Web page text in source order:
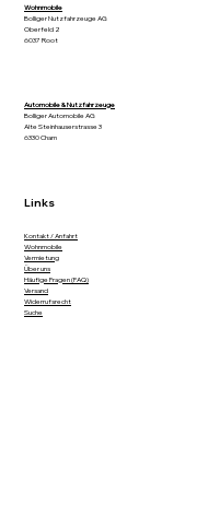
Links
Wohnmobile
Bolliger Nutzfahrzeuge AG
Oberfeld 2
6037 Root
Kontakt / Anfahrt
Wohnmobile
Vermietung
Über uns
Häufige Fragen (FAQ)
Versand
Widerrufsrecht
Suche
Automobile & Nutzfahrzeuge
Bolliger Automobile AG
Alte Steinhauserstrasse 3
6330 Cham